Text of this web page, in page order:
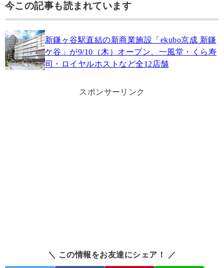
今この記事も読まれています
新鎌ヶ谷駅直結の新商業施設「ekubo京成 新鎌
ケ谷」が9/10（木）オープン、一風堂・くら寿
司・ロイヤルホストなど全12店舗
スポンサーリンク
＼ この情報をお友達にシェア！ ／